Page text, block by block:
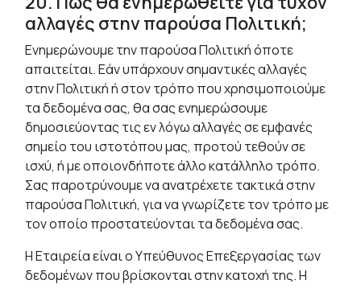
αλλαγές στην παρούσα Πολιτική;
Ενημερώνουμε την παρούσα Πολιτική όποτε
απαιτείται. Εάν υπάρχουν σημαντικές αλλαγές
στην Πολιτική ή στον τρόπο που χρησιμοποιούμε
τα δεδομένα σας, θα σας ενημερώσουμε
δημοσιεύοντας τις εν λόγω αλλαγές σε εμφανές
σημείο του ιστοτόπου μας, προτού τεθούν σε
ισχύ, ή με οποιονδήποτε άλλο κατάλληλο τρόπο.
Σας παροτρύνουμε να ανατρέχετε τακτικά στην
παρούσα Πολιτική, για να γνωρίζετε τον τρόπο με
τον οποίο προστατεύονται τα δεδομένα σας.
Η Εταιρεία είναι ο Υπεύθυνος Επεξεργασίας των
δεδομένων που βρίσκονται στην κατοχή της. Η